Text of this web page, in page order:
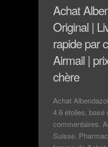
Achat
Original |
rapide par
Airmail |
chère
Achat
4.6 étoiles, basé
commentaires.
Suisse.